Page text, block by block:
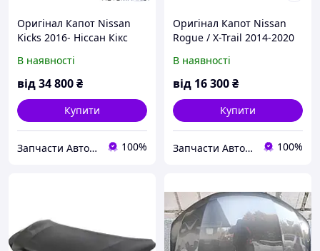
Оригінал Капот Nissan
Kicks 2016- Ніссан Кікс
В наявності
від34 800₴
Купити
Запчасти Автомаркет™ 100%
Оригінал Капот Nissan
Rogue / X-Trail 2014-2020
Трайл
В наявності
від 16 300₴
Купити
Запчасти Автомаркет™ 100%